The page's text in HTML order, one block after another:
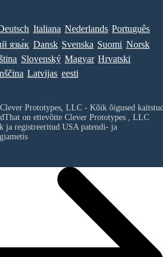
Italiana Nederlands Português
язы́к Dansk Svenska Suomi Norsk
Slovenský Magyar Hrvatski
Latvijas eesti
Prototypes, LLC - Kõik õigused
on ettevõtte Clever Prototypes , LLC
ja registreeritud USA patendi- ja